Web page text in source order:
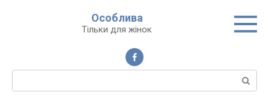
Особлива
Тільки для жінок
Пошук: